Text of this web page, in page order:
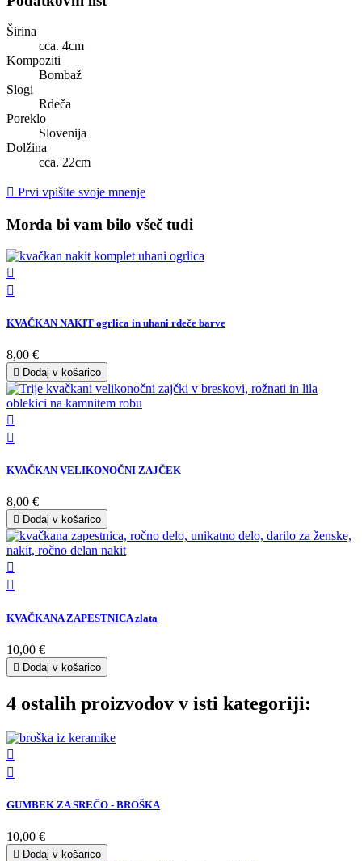
Širina
cca. 4cm
Kompoziti
Bombaž
Slogi
Rdeča
Poreklo
Slovenija
Dolžina
cca. 22cm
 Prvi vpišite svoje mnenje
Morda bi vam bilo všeč tudi


KVAČKAN NAKIT ogrlica in uhani rdeče barve
8,00 €
 Dodaj v košarico


KVAČKAN VELIKONOČNI ZAJČEK
8,00 €
 Dodaj v košarico


KVAČKANA ZAPESTNICA zlata
10,00 €
 Dodaj v košarico
4 ostalih proizvodov v isti kategoriji:


GUMBEK ZA SREČO - BROŠKA
10,00 €
 Dodaj v košarico